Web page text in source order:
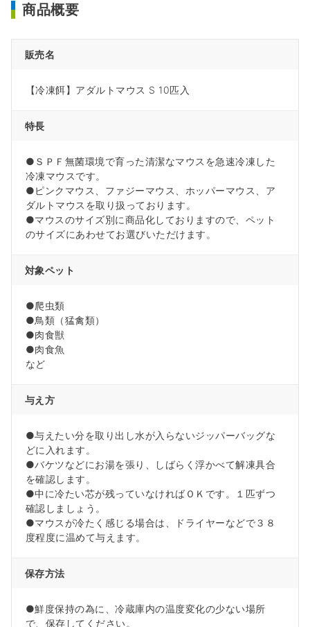
商品概要
販売名
【冷凍餌】アダルトマウス S 10匹入
特長
●ＳＰＦ無菌環境で育った清潔なマウスを急速冷凍した
冷凍マウスです。
●ピンクマウス、ファジーマウス、ホッパーマウス、ア
ダルトマウスを取り扱っております。
●マウスのサイズ別に商品化しておりますので、ペット
のサイズにあわせてお選びいただけます。
対象ペット
●爬虫類
●鳥類（猛禽類）
●肉食獣
●肉食魚
など
与え方
●与えたい分を取り出し水が入らないジッパーバッグな
どに入れます。
●バケツなどにお湯を張り、しばらく浮かべて解凍具合
を確認します。
●中に冷たい芯が残っていなければＯＫです。１匹ずつ
確認しましょう。
●マウスが冷たく感じる場合は、ドライヤーなどで３８
度程度に温めて与えます。
保存方法
●鮮度保持の為に、冷蔵庫内の温度変化の少ない場所
で、保存してください。